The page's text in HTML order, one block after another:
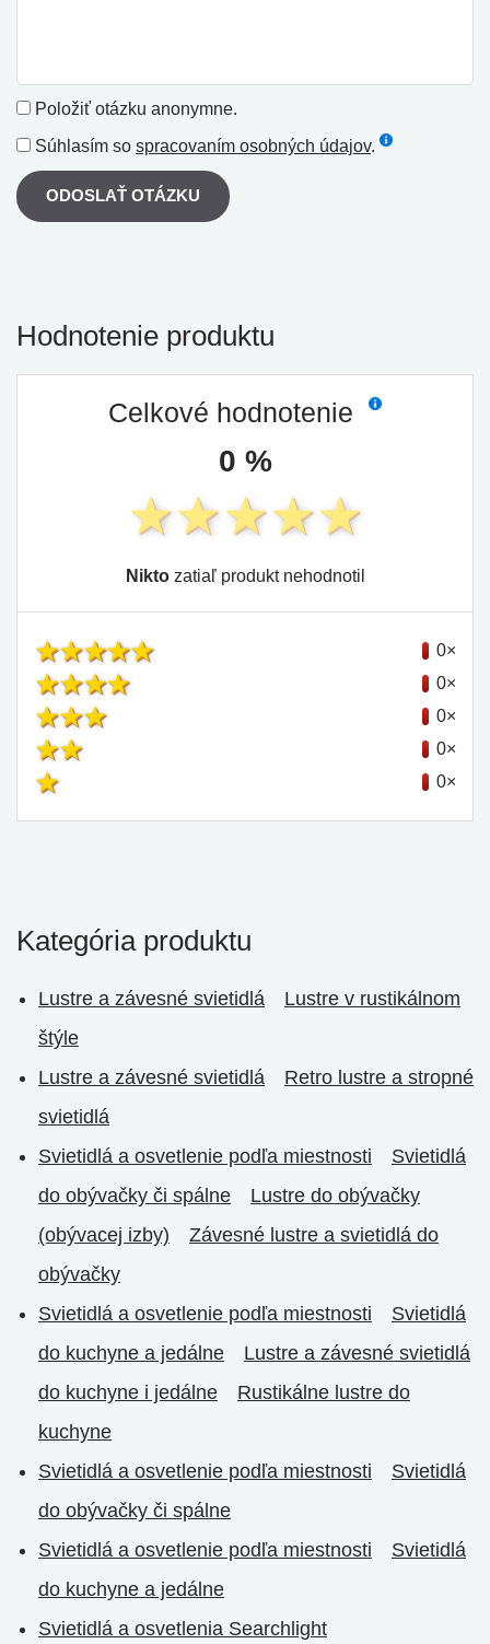
Položiť otázku anonymne.
Súhlasím so spracovaním osobných údajov.
ODOSLAŤ OTÁZKU
Hodnotenie produktu
Celkové hodnotenie
0 %
Niktozatiaľ produkt nehodnotil
0×
0×
0×
0×
0×
Kategória produktu
Lustre a závesné svietidlá
Lustre v rustikálnom
štýle
Lustre a závesné svietidlá
Retro lustre a stropné
svietidlá
Svietidlá a osvetlenie podľa miestnosti
Svietidlá
do obývačky či spálne
Lustre do obývačky
(obývacej izby)
Závesné lustre a svietidlá do
obývačky
Svietidlá a osvetlenie podľa miestnosti
Svietidlá
do kuchyne a jedálne
Lustre a závesné svietidlá
do kuchyne i jedálne
Rustikálne lustre do
kuchyne
Svietidlá a osvetlenie podľa miestnosti
Svietidlá
do obývačky či spálne
Svietidlá a osvetlenie podľa miestnosti
Svietidlá
do kuchyne a jedálne
Svietidlá a osvetlenia Searchlight